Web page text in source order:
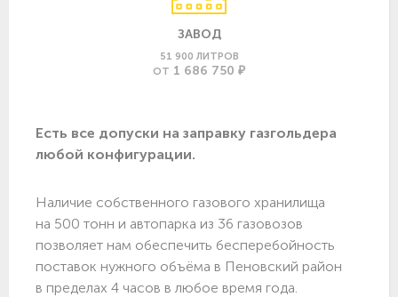
ЗАВОД
51 900 ЛИТРОВ
ОТ 1 686 750 ₽
Есть все допуски нa заправку газгольдера
любой конфигурации.
Наличие собственного газового хранилища
на 500 тонн и автопарка из 36 газовозов
позволяет нам обеспечить бесперебойность
поставок нужного объёма в Пеновский район
в пределах 4 часов в любое время года.